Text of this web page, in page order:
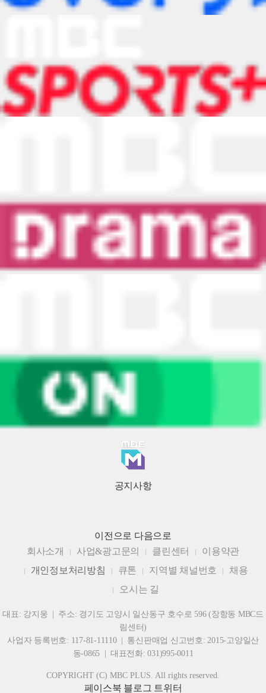
공지사항
이전으로 다음으로
회사소개
사업&광고문의 클린센터
이용약관
개인정보처리방침
큐톤 지역별 채널번호
채용
오시는 길
대표: 강지웅 | 주소: 경기도 고양시 일산동구 호수로 596 (장항동 MBC드
림센터)
사업자 등록번호: 117-81-11110 | 통신판매업 신고번호: 2015-고양일산
동-0865 | 대표전화: 031)995-0011
COPYRIGHT (C) MBC PLUS. All rights reserved.
페이스북 블로그 트위터